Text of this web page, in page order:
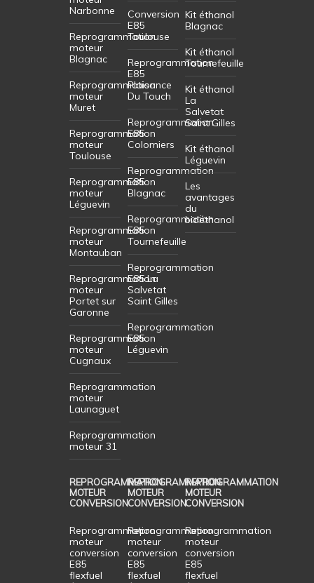
Narbonne
Reprogrammation
moteur
Blagnac
Reprogrammation
moteur
Muret
Reprogrammation
moteur
Toulouse
Reprogrammation
moteur
Léguevin
Reprogrammation
moteur
Montauban
Reprogrammation
moteur
Portet sur
Garonne
Reprogrammation
moteur
Cugnaux
Reprogrammation
moteur
Launaguet
Reprogrammation
moteur 31
Conversion
E85
Toulouse
Reprogrammation
E85
Plaisance
Du Touch
Reprogrammation
E85
Colomiers
Reprogrammation
E85
Blagnac
Reprogrammation
E85
Tournefeuille
Reprogrammation
E85 La
Salvetat
Saint Gilles
Reprogrammation
E85
Léguevin
Kit éthanol
Blagnac
Kit éthanol
Tournefeuille
Kit éthanol
La
Salvetat
Saint Gilles
Kit éthanol
Léguevin
Les
avantages
du
bioéthanol
REPROGRAMMATION
MOTEUR
CONVERSION
Reprogrammation
moteur
conversion
E85
flexfuel
REPROGRAMMATION
MOTEUR
CONVERSION
Reprogrammation
moteur
conversion
E85
flexfuel
REPROGRAMMATION
MOTEUR
CONVERSION
Reprogrammation
moteur
conversion
E85
flexfuel